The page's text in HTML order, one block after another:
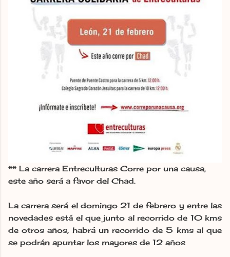
** La carrera Entreculturas Corre por una causa,
este año será a favor del Chad.
La carrera será el domingo 21 de febrero y entre las
novedades está el que junto al recorrido de 10 kms
de otros años, habrá un recorrido de 5 kms al que
se podrán apuntar los mayores de 12 años